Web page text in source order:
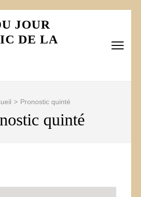
JOUR
DE LA
> Pronostic quinté
quinté